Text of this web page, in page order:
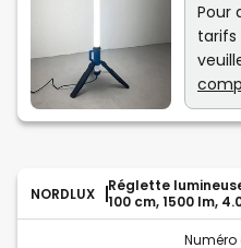
Pour
tarifs
NORDLUX
Réglette
100 cm, 1500 lm,
Numéro